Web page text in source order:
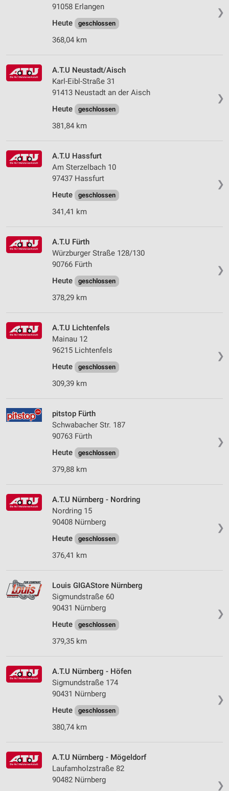
❯
91058 Erlangen
Heute
geschlossen
368,04 km
❯
A.T.U Neustadt/Aisch
Karl-Eibl-Straße 31
91413 Neustadt an der Aisch
Heute
geschlossen
381,84 km
❯
A.T.U Hassfurt
Am Sterzelbach 10
97437 Hassfurt
Heute
geschlossen
341,41 km
❯
A.T.U Fürth
Würzburger Straße 128/130
90766 Fürth
Heute
geschlossen
378,29 km
❯
A.T.U Lichtenfels
Mainau 12
96215 Lichtenfels
Heute
geschlossen
309,39 km
❯
pitstop Fürth
Schwabacher Str. 187
90763 Fürth
Heute
geschlossen
379,88 km
❯
A.T.U Nürnberg - Nordring
Nordring 15
90408 Nürnberg
Heute
geschlossen
376,41 km
❯
Louis GIGAStore Nürnberg
Sigmundstraße 60
90431 Nürnberg
Heute
geschlossen
379,35 km
❯
A.T.U Nürnberg - Höfen
Sigmundstraße 174
90431 Nürnberg
Heute
geschlossen
380,74 km
❯
A.T.U Nürnberg - Mögeldorf
Laufamholzstraße 82
90482 Nürnberg